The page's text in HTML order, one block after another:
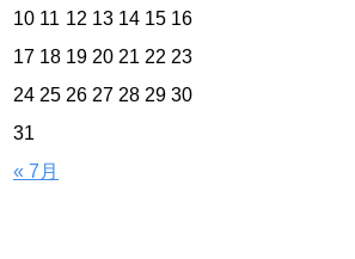
« 7月
10 11 12 13 14 15 16
17 18 19 20 21 22 23
24 25 26 27 28 29 30
31